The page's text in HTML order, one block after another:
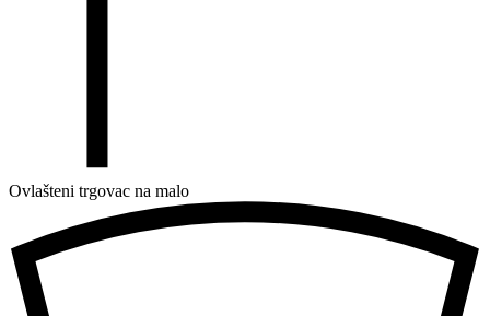
Ovlašteni trgovac na malo